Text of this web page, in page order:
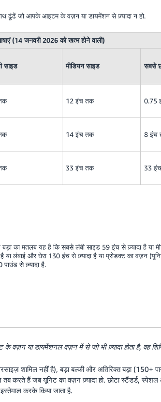
ढूंढें जो आपके आइटम के वज़न या डायमेंशन से ज़्यादा न हो.
(14 जनवरी 2026 को खत्म होने वाली)
साइड मीडियन साइड सबसे
12 इंच तक 0.75
14 इंच तक 8 इंच
33 इंच तक 33
बड़ा का मतलब यह है कि सबसे लंबी साइड 59 इंच से ज़्यादा है या
है या लंबाई और घेरा 130 इंच से ज़्यादा है या प्रोडक्ट का वज़न
से ज़्यादा है.
वज़न या डायमेंशनल वज़न में से जो भी ज़्यादा होता है, वह
शामिल नहीं है), बड़ा बल्की और अतिरिक्त बड़ा
करते हैं जब यूनिट का वज़न ज़्यादा हो. छोटा स्टैंडर्ड,
करके किया जाता है.